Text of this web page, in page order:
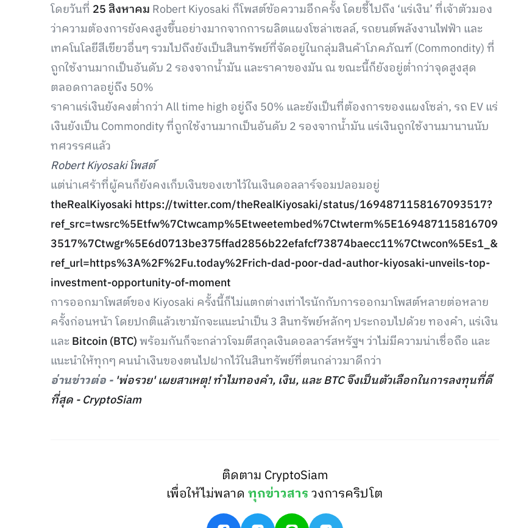
โดยวันที่ 25 สิงหาคม Robert Kiyosaki ก็โพสต์ข้อความอีกครั้ง โดยชี้ไปถึง ‘แร่เงิน’ ที่เจ้าตัวมอง
ว่าความต้องการยังคงสูงขึ้นอย่างมากจากการผลิตแผงโซล่าเซลล์, รถยนต์พลังงานไฟฟ้า และ
เทคโนโลยีสีเขียวอื่นๆ รวมไปถึงยังเป็นสินทรัพย์ที่จัดอยู่ในกลุ่มสินค้าโภคภัณฑ์ (Commondity) ที่
ถูกใช้งานมากเป็นอันดับ 2 รองจากน้ำมัน และราคาของมัน ณ ขณะนี้ก็ยังอยู่ต่ำกว่าจุดสูงสุด
ตลอดกาลอยู่ถึง 50%
ราคาแร่เงินยังคงต่ำกว่า All time high อยู่ถึง 50% และยังเป็นที่ต้องการของแผงโซล่า, รถ EV แร่
เงินยังเป็น Commondity ที่ถูกใช้งานมากเป็นอันดับ 2 รองจากน้ำมัน แร่เงินถูกใช้งานมานานนับ
ทศวรรศแล้ว
Robert Kiyosaki โพสต์
แต่น่าเศร้าที่ผู้คนก็ยังคงเก็บเงินของเขาไว้ในเงินดอลลาร์จอมปลอมอยู่
theRealKiyosaki https://twitter.com/theRealKiyosaki/status/1694871158167093517?
ref_src=twsrc%5Etfw%7Ctwcamp%5Etweetembed%7Ctwterm%5E169487115816709
3517%7Ctwgr%5E6d0713be375ffad2856b22efafcf73874baecc11%7Ctwcon%5Es1_&
ref_url=https%3A%2F%2Fu.today%2Frich-dad-poor-dad-author-kiyosaki-unveils-top-
investment-opportunity-of-moment
การออกมาโพสต์ของ Kiyosaki ครั้งนี้ก็ไม่แตกต่างเท่าไรนักกับการออกมาโพสต์หลายต่อหลาย
ครั้งก่อนหน้า โดยปกติแล้วเขามักจะแนะนำเป็น 3 สินทรัพย์หลักๆ ประกอบไปด้วย ทองคำ, แร่เงิน
และ Bitcoin (BTC)พร้อมกันก็จะกล่าวโจมตีสกุลเงินดอลลาร์สหรัฐฯ ว่าไม่มีความน่าเชื่อถือ และ
แนะนำให้ทุกๆ คนนำเงินของตนไปฝากไว้ในสินทรัพย์ที่ตนกล่าวมาดีกว่า
อ่านข่าวต่อ - 'พ่อรวย' เผยสาเหตุ! ทำไมทองคำ, เงิน, และ BTC จึงเป็นตัวเลือกในการลงทุนที่ดี
ที่สุด - CryptoSiam
ติดตาม CryptoSiam
เพื่อให้ไม่พลาดทุกข่าวสารวงการคริปโต